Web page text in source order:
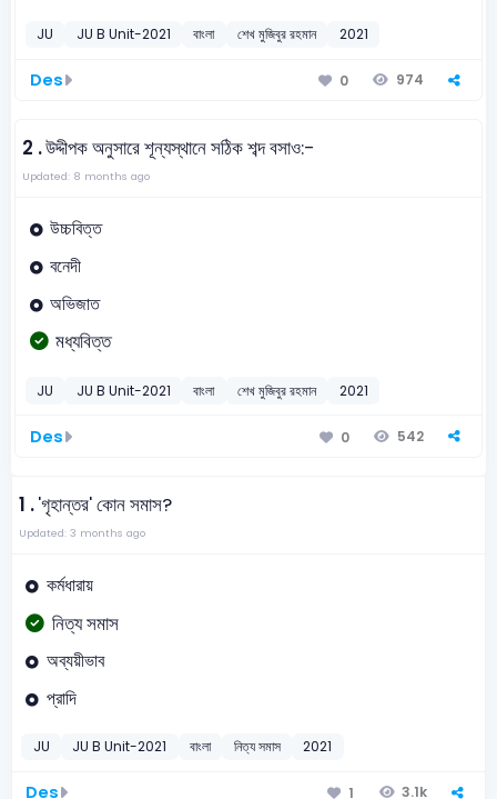
JU JU B Unit-2021 বাংলা শেখ মুজিবুর রহমান 2021
Des 0 974
2 .উদ্দীপক অনুসারে শূন্যস্থানে সঠিক শব্দ বসাও:-
Updated: 8 months ago
উচ্চবিত্ত
বনেদী
অভিজাত
মধ্যবিত্ত
JU JU B Unit-2021 বাংলা শেখ মুজিবুর রহমান 2021
Des 0 542
1 .'গৃহান্তর' কোন সমাস?
Updated: 3 months ago
কর্মধারায়
নিত্য সমাস
অব্যয়ীভাব
প্রাদি
JU JU B Unit-2021 বাংলা নিত্য সমাস 2021
Des 1 3.1k